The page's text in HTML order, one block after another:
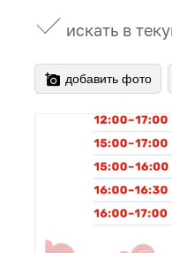
искать в
добавить фото